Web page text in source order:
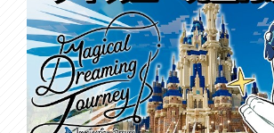
✿主にゲーム配信はTwitch行い、、Youtubeへは探
談等をカットした見やすい動画にしてから投稿して
が見たい方はTwitchでリアタイ、もしくはアーカイ
✿編集を加える必要のなさそうな短めのゲーム
おります！